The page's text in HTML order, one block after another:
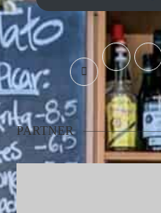
PARTNER